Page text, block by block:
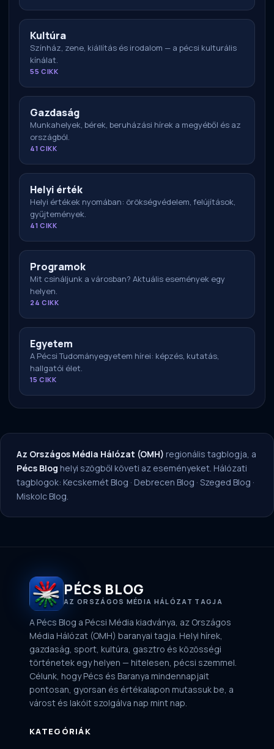
Kultúra
Színház, zene, kiállítás és irodalom — a pécsi kulturális
kínálat.
55 CIKK
Gazdaság
Munkahelyek, bérek, beruházási hírek a megyéből és az
országból.
41 CIKK
Helyi érték
Helyi értékek nyomában: örökségvédelem, felújítások,
gyűjtemények.
41 CIKK
Programok
Mit csináljunk a városban? Aktuális események egy
helyen.
24 CIKK
Egyetem
A Pécsi Tudományegyetem hírei: képzés, kutatás,
hallgatói élet.
15 CIKK
Az Országos Média Hálózat (OMH) regionális tagblogja, a
Pécs Blog helyi szögből követi az eseményeket. Hálózati
tagblogok: Kecskemét Blog · Debrecen Blog · Szeged Blog ·
Miskolc Blog.
PÉCS BLOG
AZ ORSZÁGOS MÉDIA HÁLÓZAT TAGJA
A Pécs Blog a Pécsi Média kiadványa, az Országos
Média Hálózat (OMH) baranyai tagja. Helyi hírek,
gazdaság, sport, kultúra, gasztro és közösségi
történetek egy helyen — hitelesen, pécsi szemmel.
Célunk, hogy Pécs és Baranya mindennapjait
pontosan, gyorsan és értékalapon mutassuk be, a
várost és lakóit szolgálva nap mint nap.
KATEGÓRIÁK